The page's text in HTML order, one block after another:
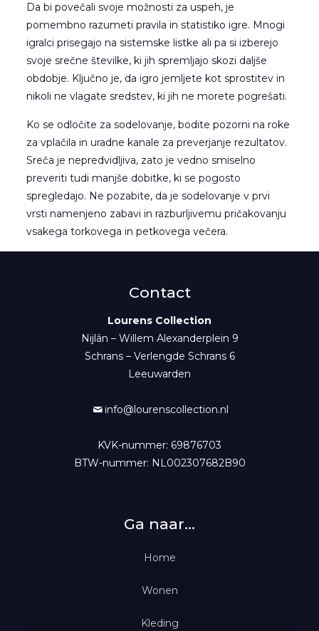
Da bi povečali svoje možnosti za uspeh, je
pomembno razumeti pravila in statistiko igre. Mnogi
igralci prisegajo na sistemske listke ali pa si izberejo
svoje srečne številke, ki jih spremljajo skozi daljše
obdobje. Ključno je, da igro jemljete kot sprostitev in
nikoli ne vlagate sredstev, ki jih ne morete pogrešati.
Ko se odločite za sodelovanje, bodite pozorni na roke
za vplačila in uradne kanale za preverjanje rezultatov.
Sreča je nepredvidljiva, zato je vedno smiselno
preveriti tudi manjše dobitke, ki se pogosto
spregledajo. Ne pozabite, da je sodelovanje v prvi
vrsti namenjeno zabavi in razburljivemu pričakovanju
vsakega torkovega in petkovega večera.
Contact
Lourens Collection
Nijlân – Willem Alexanderplein 9
Schrans – Verlengde Schrans 6
Leeuwarden
info@lourenscollection.nl
KVK-nummer: 69876703
BTW-nummer: NL002307682B90
Ga naar…
Home
Wonen
Woondecoratie
Kleding